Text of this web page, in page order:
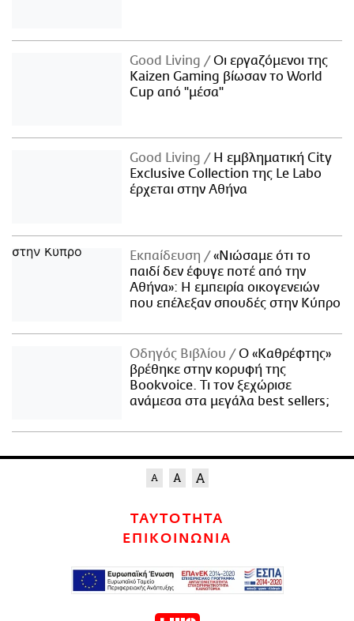
Good Living
Οι εργαζόμενοι της
Kaizen Gaming βίωσαν το World
Cup από "μέσα"
Good Living
Η εμβληματική City
Exclusive Collection της Le Labo
έρχεται στην Αθήνα
Εκπαίδευση
«Νιώσαμε ότι το
παιδί δεν έφυγε ποτέ από την
Αθήνα»: Η εμπειρία οικογενειών
που επέλεξαν σπουδές στην Κύπρο
Οδηγός Βιβλίου
Ο «Καθρέφτης»
βρέθηκε στην κορυφή της
Bookvoice. Τι τον ξεχώρισε
ανάμεσα στα μεγάλα best sellers;
ΤΑΥΤΟΤΗΤΑ
ΕΠΙΚΟΙΝΩΝΙΑ